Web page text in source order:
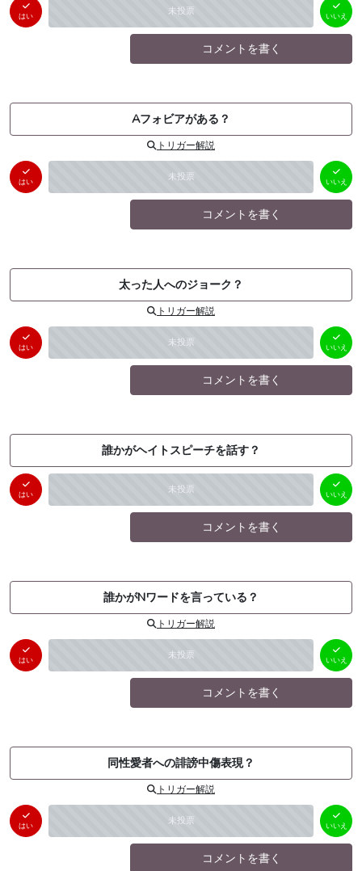
はい 未投票
いいえ
（ 0件）
いいえ
コメントを書く
Aフォビアがある？
トリガー解説
はい 未投票
いいえ
（ 0件）
いいえ
コメントを書く
太った人へのジョーク？
トリガー解説
はい 未投票
いいえ
（ 0件）
いいえ
コメントを書く
誰かがヘイトスピーチを話す？
はい 未投票
いいえ
（ 0件）
いいえ
コメントを書く
誰かがNワードを言っている？
トリガー解説
はい 未投票
いいえ
（ 0件）
いいえ
コメントを書く
同性愛者への誹謗中傷表現？
トリガー解説
はい 未投票
いいえ
（ 0件）
いいえ
コメントを書く